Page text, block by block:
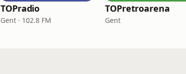
TOPradio
Gent · 102.8 FM
TOPretroarena
Gent